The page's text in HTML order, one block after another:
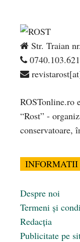
Str. Traian
0740.103.621
ROSTonline.ro
“Rost” -
conservatoare,
Despre noi
Termeni și
Redacția
Publicitate pe